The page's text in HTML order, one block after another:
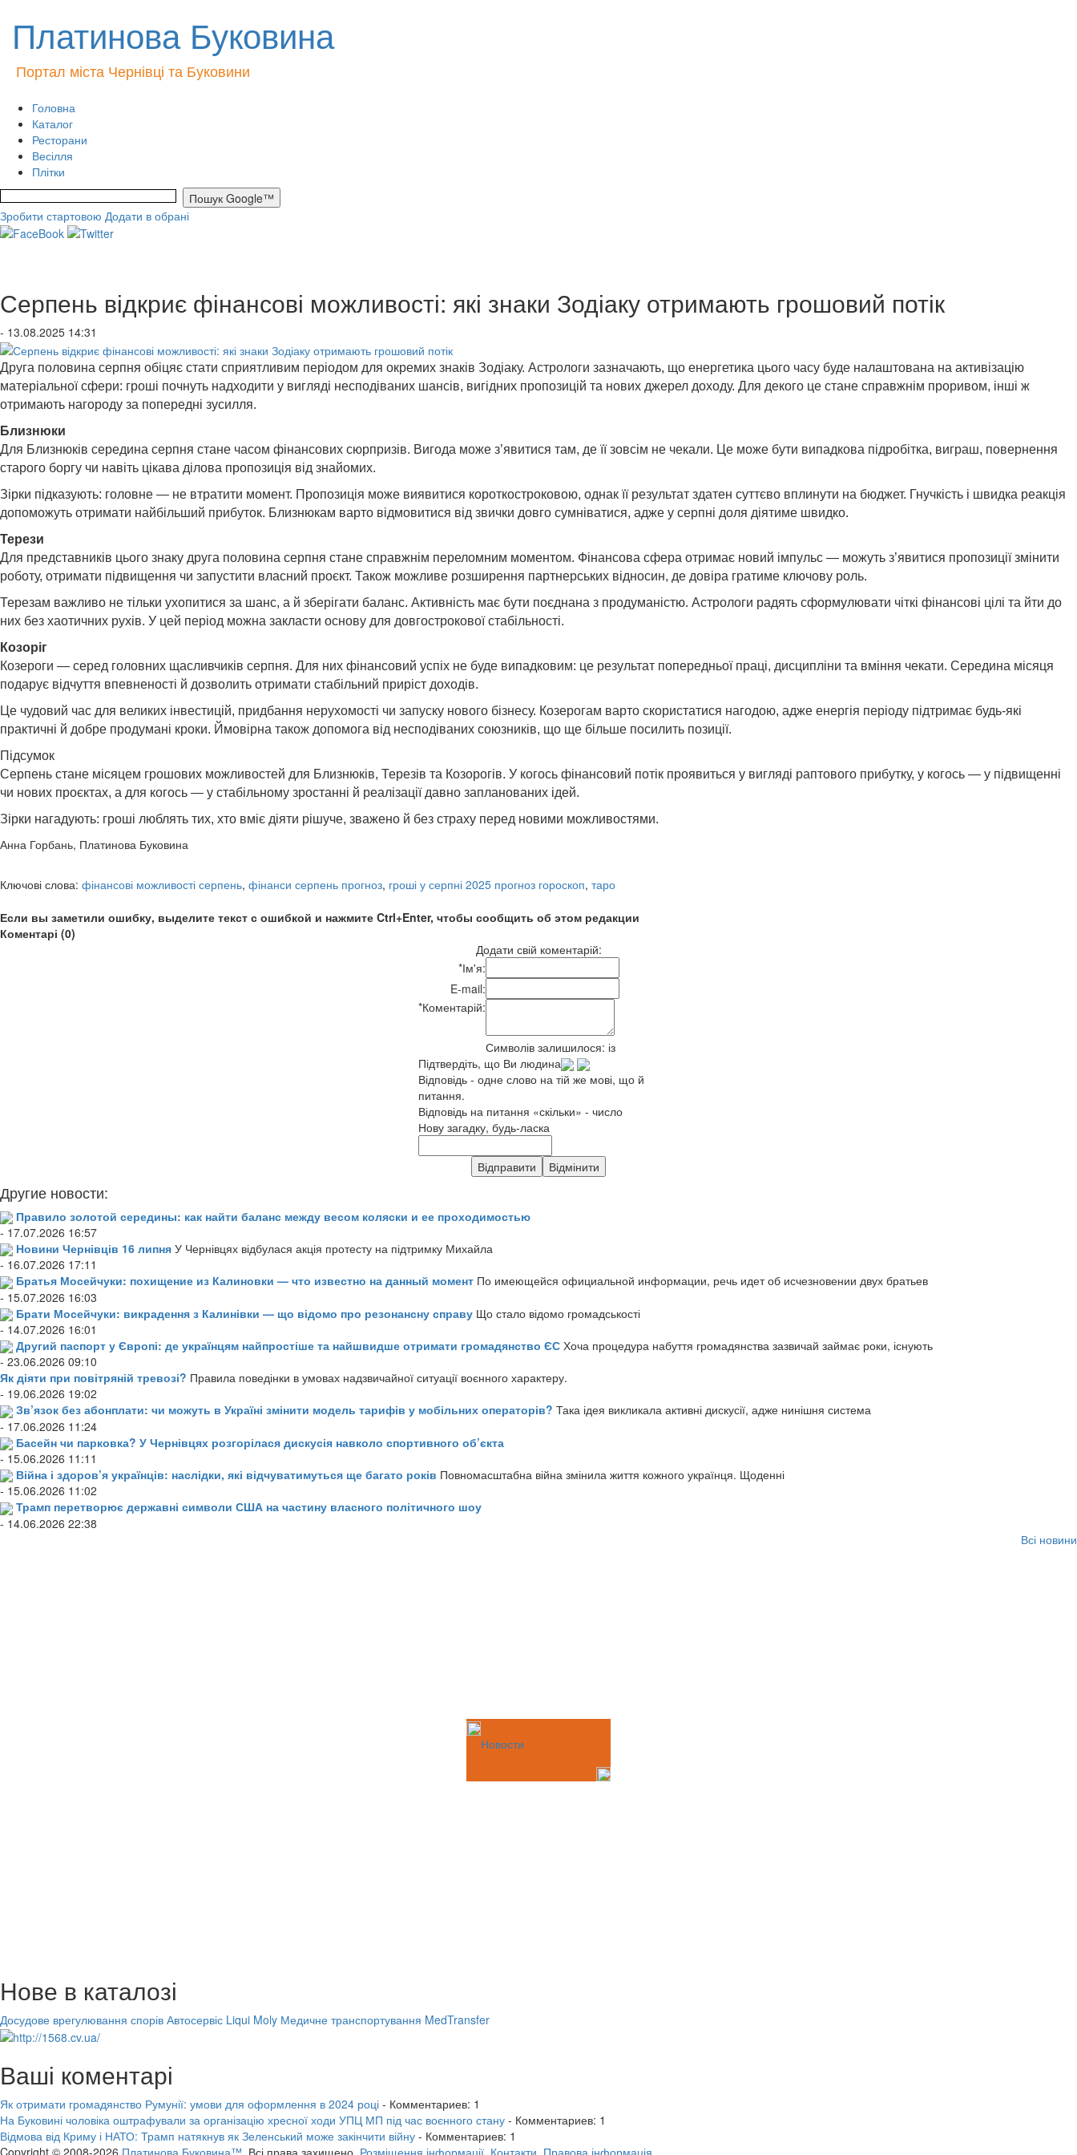
Платинова Буковина
Портал міста Чернівці та Буковини
Головна
Каталог
Ресторани
Весілля
Плітки
Зробити стартовою Додати в обрані
Серпень відкриє фінансові можливості: які знаки Зодіаку отримають грошовий потік
- 13.08.2025 14:31
Друга половина серпня обіцяє стати сприятливим періодом для окремих знаків Зодіаку. Астрологи зазначають, що енергетика цього часу буде налаштована на активізацію
матеріальної сфери: гроші почнуть надходити у вигляді несподіваних шансів, вигідних пропозицій та нових джерел доходу. Для декого це стане справжнім проривом, інші ж
отримають нагороду за попередні зусилля.
Близнюки
Для Близнюків середина серпня стане часом фінансових сюрпризів. Вигода може з’явитися там, де її зовсім не чекали. Це може бути випадкова підробітка, виграш, повернення
старого боргу чи навіть цікава ділова пропозиція від знайомих.
Зірки підказують: головне — не втратити момент. Пропозиція може виявитися короткостроковою, однак її результат здатен суттєво вплинути на бюджет. Гнучкість і швидка реакція
допоможуть отримати найбільший прибуток. Близнюкам варто відмовитися від звички довго сумніватися, адже у серпні доля діятиме швидко.
Терези
Для представників цього знаку друга половина серпня стане справжнім переломним моментом. Фінансова сфера отримає новий імпульс — можуть з’явитися пропозиції змінити
роботу, отримати підвищення чи запустити власний проєкт. Також можливе розширення партнерських відносин, де довіра гратиме ключову роль.
Терезам важливо не тільки ухопитися за шанс, а й зберігати баланс. Активність має бути поєднана з продуманістю. Астрологи радять сформулювати чіткі фінансові цілі та йти до
них без хаотичних рухів. У цей період можна закласти основу для довгострокової стабільності.
Козоріг
Козероги — серед головних щасливчиків серпня. Для них фінансовий успіх не буде випадковим: це результат попередньої праці, дисципліни та вміння чекати. Середина місяця
подарує відчуття впевненості й дозволить отримати стабільний приріст доходів.
Це чудовий час для великих інвестицій, придбання нерухомості чи запуску нового бізнесу. Козерогам варто скористатися нагодою, адже енергія періоду підтримає будь-які
практичні й добре продумані кроки. Ймовірна також допомога від несподіваних союзників, що ще більше посилить позиції.
Підсумок
Серпень стане місяцем грошових можливостей для Близнюків, Терезів та Козорогів. У когось фінансовий потік проявиться у вигляді раптового прибутку, у когось — у підвищенні
чи нових проєктах, а для когось — у стабільному зростанні й реалізації давно запланованих ідей.
Зірки нагадують: гроші люблять тих, хто вміє діяти рішуче, зважено й без страху перед новими можливостями.
Анна Горбань, Платинова Буковина
Ключові слова: фінансові можливості серпень, фінанси серпень прогноз, гроші у серпні 2025 прогноз гороскоп, таро
Если вы заметили ошибку, выделите текст с ошибкой и нажмите Ctrl+Enter, чтобы сообщить об этом редакции
Коментарі (0)
Додати свій коментарій:
*Ім'я:
E-mail:
*Коментарій:
Символів залишилося: із
Підтвердіть, що Ви людина
Відповідь - одне слово на тій же мові, що й
питання.
Відповідь на питання «скільки» - число
Нову загадку, будь-ласка
Другие новости:
Правило золотой середины: как найти баланс между весом коляски и ее проходимостью
- 17.07.2026 16:57
Новини Чернівців 16 липня У Чернівцях відбулася акція протесту на підтримку Михайла
- 16.07.2026 17:11
Братья Мосейчуки: похищение из Калиновки — что известно на данный момент По имеющейся официальной информации, речь идет об исчезновении двух братьев
- 15.07.2026 16:03
Брати Мосейчуки: викрадення з Калинівки — що відомо про резонансну справу Що стало відомо громадськості
- 14.07.2026 16:01
Другий паспорт у Європі: де українцям найпростіше та найшвидше отримати громадянство ЄС Хоча процедура набуття громадянства зазвичай займає роки, існують
- 23.06.2026 09:10
Як діяти при повітряній тревозі? Правила поведінки в умовах надзвичайної ситуації воєнного характеру.
- 19.06.2026 19:02
Зв’язок без абонплати: чи можуть в Україні змінити модель тарифів у мобільних операторів? Така ідея викликала активні дискусії, адже нинішня система
- 17.06.2026 11:24
Басейн чи парковка? У Чернівцях розгорілася дискусія навколо спортивного об’єкта
- 15.06.2026 11:11
Війна і здоров’я українців: наслідки, які відчуватимуться ще багато років Повномасштабна війна змінила життя кожного українця. Щоденні
- 15.06.2026 11:02
Трамп перетворює державні символи США на частину власного політичного шоу
- 14.06.2026 22:38
Всі новини
Новости
Нове в каталозі
Досудове врегулювання спорів Автосервіс Liqui Moly Медичне транспортування MedTransfer
Ваші коментарі
Як отримати громадянство Румунії: умови для оформлення в 2024 році - Комментариев: 1
На Буковині чоловіка оштрафували за організацію хресної ходи УПЦ МП під час воєнного стану - Комментариев: 1
Відмова від Криму і НАТО: Трамп натякнув як Зеленський може закінчити війну - Комментариев: 1
Copyright © 2008-2026 Платинова Буковина™. Всі права захищено. Розміщення інформації. Контакти. Правова інформація.